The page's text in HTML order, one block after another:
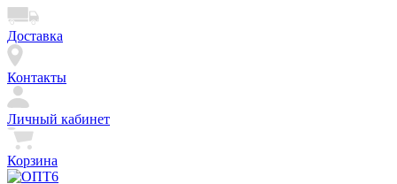
Доставка
Контакты
Личный кабинет
Корзина